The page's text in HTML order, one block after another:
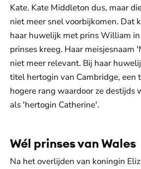
Kate. Kate Middleton dus, maar
niet meer snel voorbijkomen. Dat
haar huwelijk met prins William
prinses kreeg. Haar meisjesnaam
niet meer relevant. Bij haar
titel hertogin van Cambridge, een
hogere rang waardoor ze destijds
als 'hertogin Catherine'.
Wél prinses van Wales
Na het overlijden van koningin